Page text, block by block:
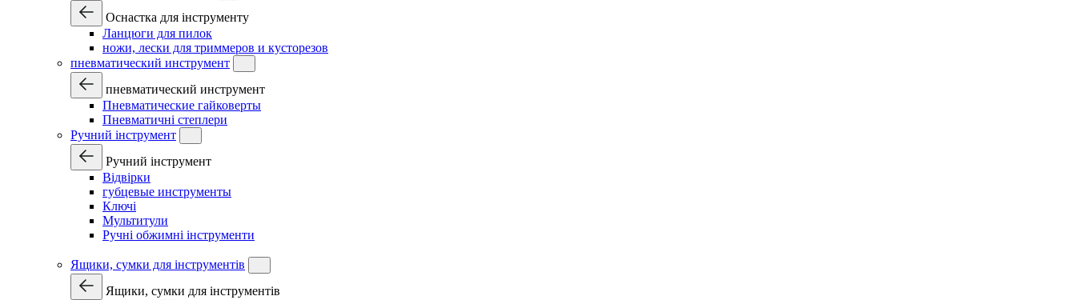
Оснастка для інструменту
Ланцюги для пилок
ножи, лески для триммеров и кусторезов
пневматический инструмент
пневматический инструмент
Пневматические гайковерты
Пневматичні степлери
Ручний інструмент
Ручний інструмент
Відвірки
губцевые инструменты
Ключі
Мультитули
Ручні обжимні інструменти
Ящики, сумки для інструментів
Ящики, сумки для інструментів